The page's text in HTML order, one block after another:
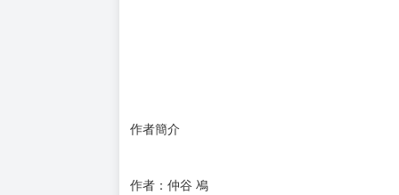
作者簡介
作者：仲谷 鳰